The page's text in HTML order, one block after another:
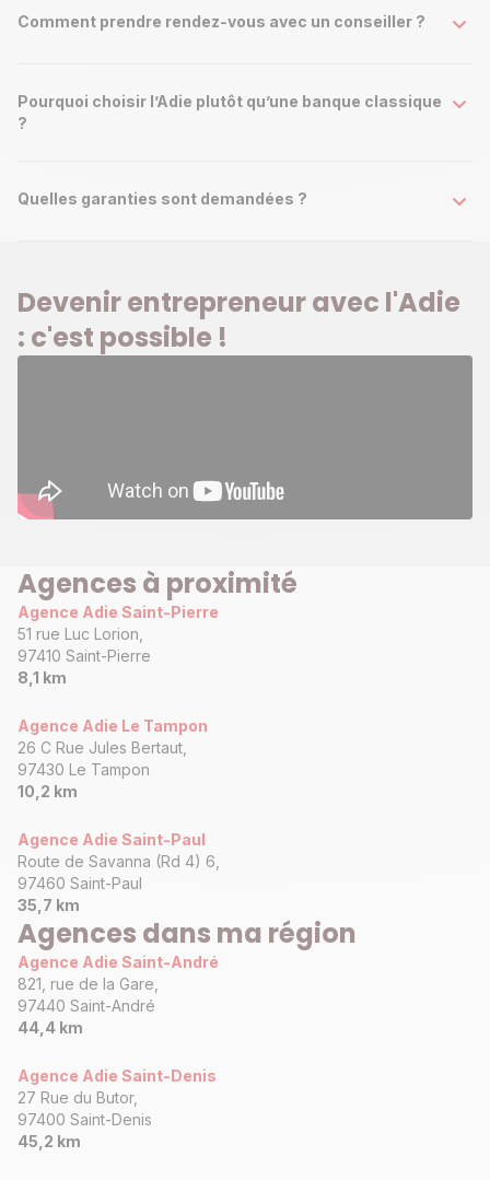
Comment prendre rendez-vous avec un conseiller ?
Pourquoi choisir l’Adie plutôt qu’une banque classique
?
Quelles garanties sont demandées ?
Devenir entrepreneur avec l'Adie
: c'est possible !
Agences à proximité
Agence Adie Saint-Pierre
51 rue Luc Lorion,
97410 Saint-Pierre
8,1 km
Agence Adie Le Tampon
26 C Rue Jules Bertaut,
97430 Le Tampon
10,2 km
Agence Adie Saint-Paul
Route de Savanna (Rd 4) 6,
97460 Saint-Paul
35,7 km
Agences dans ma région
Agence Adie Saint-André
821, rue de la Gare,
97440 Saint-André
44,4 km
Agence Adie Saint-Denis
27 Rue du Butor,
97400 Saint-Denis
45,2 km